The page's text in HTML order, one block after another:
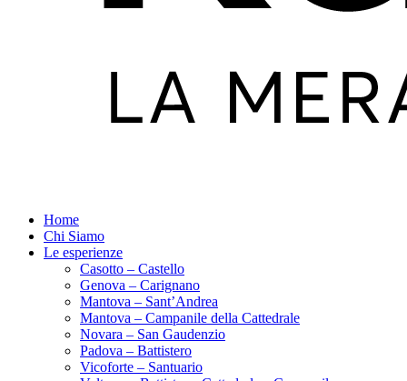
Home
Chi Siamo
Le esperienze
Casotto – Castello
Genova – Carignano
Mantova – Sant’Andrea
Mantova – Campanile della Cattedrale
Novara – San Gaudenzio
Padova – Battistero
Vicoforte – Santuario